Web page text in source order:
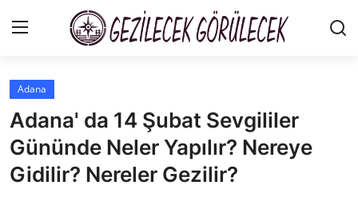
Gizlilik Sözleşmesi
Gezi Rehberleri
İletişim
Adana
Adana' da 14 Şubat Sevgililer
Gününde Neler Yapılır? Nereye
Gidilir? Nereler Gezilir?